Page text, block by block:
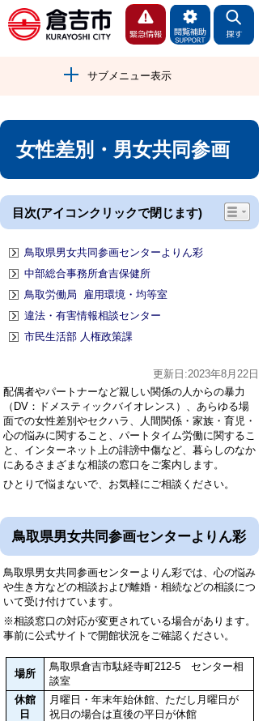
サブメニュー表示
女性差別・男女共同参画
目次(アイコンクリックで閉じます)
鳥取県男女共同参画センターよりん彩
中部総合事務所倉吉保健所
鳥取労働局 雇用環境・均等室
違法・有害情報相談センター
市民生活部 人権政策課
更新日:2023年8月22日
配偶者やパートナーなど親しい関係の人からの暴力
（DV：ドメスティックバイオレンス）、あらゆる場
面での女性差別やセクハラ、人間関係・家族・育児・
心の悩みに関すること、パートタイム労働に関するこ
と、インターネット上の誹謗中傷など、暮らしのなか
にあるさまざまな相談の窓口をご案内します。
ひとりで悩まないで、お気軽にご相談ください。
鳥取県男女共同参画センターよりん彩
鳥取県男女共同参画センターよりん彩では、心の悩み
や生き方などの相談および離婚・相続などの相談につ
いて受け付けています。
※相談窓口の対応が変更されている場合があります。
事前に公式サイトで開館状況をご確認ください。
場所
鳥取県倉吉市駄経寺町212-5 センター相
談室
休館
日
月曜日・年末年始休館、ただし月曜日が
祝日の場合は直後の平日が休館